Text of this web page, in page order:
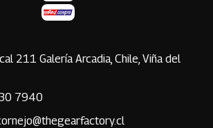
211 Galería Arcadia, Chile, Viña del
7940